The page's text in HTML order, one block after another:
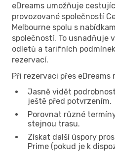
eDreams umožňuje
provozované společností
Melbourne spolu s
společností. To usnadňuje
odletů a tarifních
rezervací.
Při rezervaci přes
Jasně vidět
ještě před potvrzením.
Porovnat různé
stejnou trasu.
Získat další úspory
Prime (pokud je k